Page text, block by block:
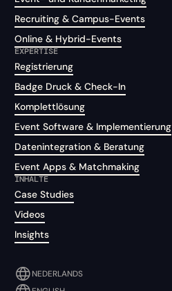
Recruiting & Campus-Events
Online & Hybrid-Events
EXPERTISE
Registrierung
Badge Druck & Check-In
Komplettlösung
Event Software & Implementierung
Datenintegration & Beratung
Event Apps & Matchmaking
INHALTE
Case Studies
Videos
Insights
NEDERLANDS